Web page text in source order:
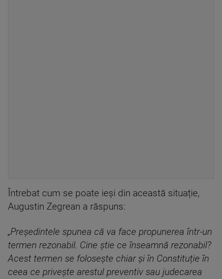
Întrebat cum se poate ieși din această situație,
Augustin Zegrean a răspuns:
„Președintele spunea că va face propunerea într-un
termen rezonabil. Cine știe ce înseamnă rezonabil?
Acest termen se folosește chiar și în Constituție în
ceea ce privește arestul preventiv sau judecarea